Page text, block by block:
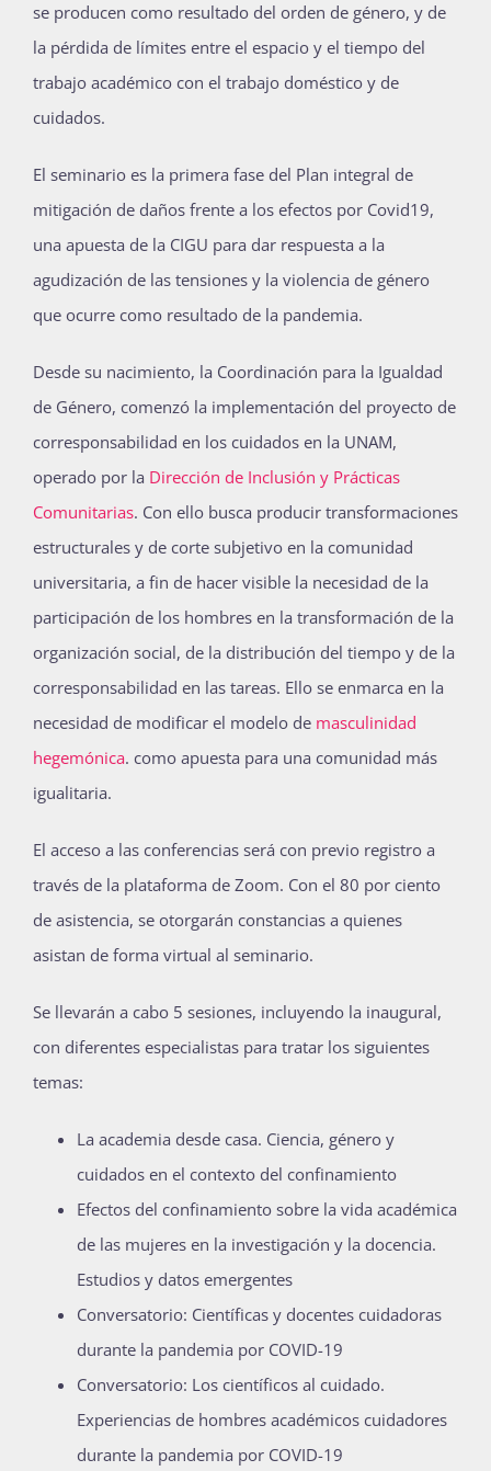
Bienvenida generación 2027-1
se producen como resultado del orden de género, y de
la pérdida de límites entre el espacio y el tiempo del
trabajo académico con el trabajo doméstico y de
cuidados.
El seminario es la primera fase del Plan integral de
mitigación de daños frente a los efectos por Covid19,
una apuesta de la CIGU para dar respuesta a la
agudización de las tensiones y la violencia de género
que ocurre como resultado de la pandemia.
Desde su nacimiento, la Coordinación para la Igualdad
de Género, comenzó la implementación del proyecto de
corresponsabilidad en los cuidados en la UNAM,
operado por la Dirección de Inclusión y Prácticas
Comunitarias. Con ello busca producir transformaciones
estructurales y de corte subjetivo en la comunidad
universitaria, a fin de hacer visible la necesidad de la
participación de los hombres en la transformación de la
organización social, de la distribución del tiempo y de la
corresponsabilidad en las tareas. Ello se enmarca en la
necesidad de modificar el modelo de masculinidad
hegemónica. como apuesta para una comunidad más
igualitaria.
El acceso a las conferencias será con previo registro a
través de la plataforma de Zoom. Con el 80 por ciento
de asistencia, se otorgarán constancias a quienes
asistan de forma virtual al seminario.
Se llevarán a cabo 5 sesiones, incluyendo la inaugural,
con diferentes especialistas para tratar los siguientes
temas:
La academia desde casa. Ciencia, género y
cuidados en el contexto del confinamiento
Efectos del confinamiento sobre la vida académica
de las mujeres en la investigación y la docencia.
Estudios y datos emergentes
Conversatorio: Científicas y docentes cuidadoras
durante la pandemia por COVID-19
Conversatorio: Los científicos al cuidado.
Experiencias de hombres académicos cuidadores
durante la pandemia por COVID-19